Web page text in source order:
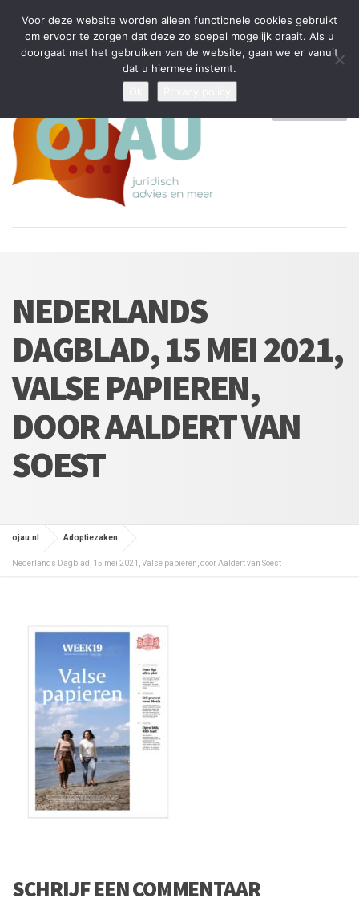
Tijdelijke stop: wegens drukte kan ik beperkt nieuwe zaken aannemen
en vragen beantwoorden
Algemene Voorwaarden
Disclaimer Privacybeleid
NEDERLANDS
DAGBLAD, 15 MEI 2021,
VALSE PAPIEREN,
DOOR AALDERT VAN
SOEST
ojau.nl Adoptiezaken
Nederlands Dagblad, 15 mei 2021, Valse papieren, door Aaldert van Soest
SCHRIJF EEN COMMENTAAR
Voor deze website worden alleen functionele cookies gebruikt
om ervoor te zorgen dat deze zo soepel mogelijk draait. Als u
doorgaat met het gebruiken van de website, gaan we er vanuit
dat u hiermee instemt.